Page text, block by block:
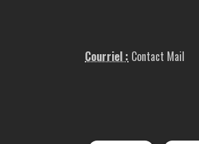
Courriel : Contact Mail